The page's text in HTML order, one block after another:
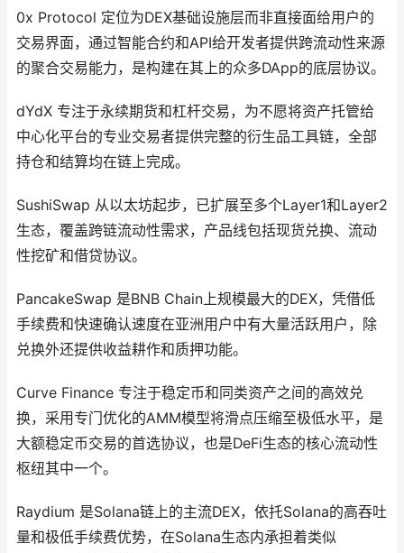
0x Protocol 定位为DEX基础设施层而非直接面给用户的
交易界面，通过智能合约和API给开发者提供跨流动性来源
的聚合交易能力，是构建在其上的众多DApp的底层协议。
dYdX 专注于永续期货和杠杆交易，为不愿将资产托管给
中心化平台的专业交易者提供完整的衍生品工具链，全部
持仓和结算均在链上完成。
SushiSwap 从以太坊起步，已扩展至多个Layer1和Layer2
生态，覆盖跨链流动性需求，产品线包括现货兑换、流动
性挖矿和借贷协议。
PancakeSwap 是BNB Chain上规模最大的DEX，凭借低
手续费和快速确认速度在亚洲用户中有大量活跃用户，除
兑换外还提供收益耕作和质押功能。
Curve Finance 专注于稳定币和同类资产之间的高效兑
换，采用专门优化的AMM模型将滑点压缩至极低水平，是
大额稳定币交易的首选协议，也是DeFi生态的核心流动性
枢纽其中一个。
Raydium 是Solana链上的主流DEX，依托Solana的高吞吐
量和极低手续费优势，在Solana生态内承担着类似